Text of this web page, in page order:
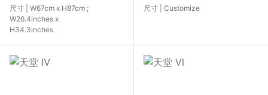
尺寸 | W67cm x H87cm ;
W26.4inches x
H34.3inches
尺寸 | Customize